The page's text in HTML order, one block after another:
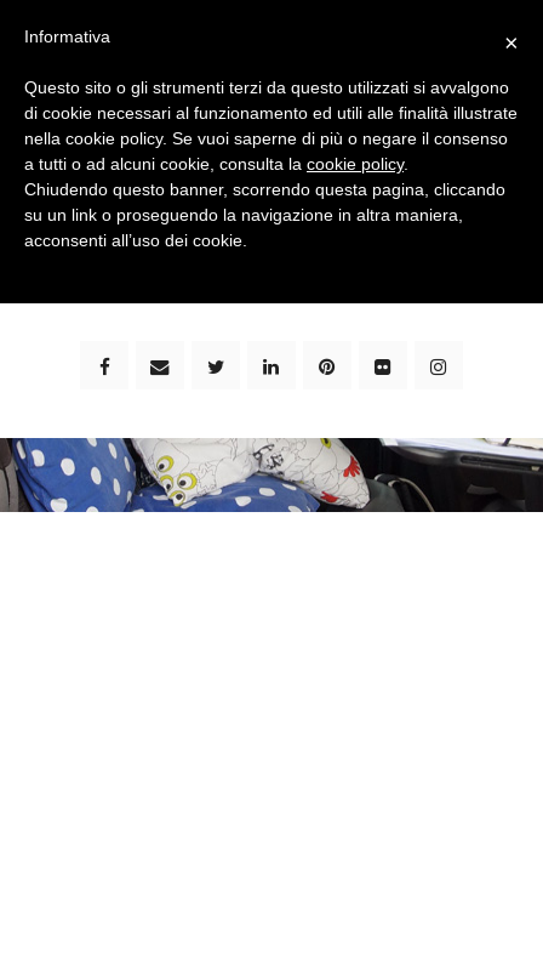
bimbi e viaggi - family travel blog: community #1 in
×
Informativa
Questo sito o gli strumenti terzi da questo utilizzati si avvalgono
di cookie necessari al funzionamento ed utili alle finalità illustrate
nella cookie policy. Se vuoi saperne di più o negare il consenso
a tutti o ad alcuni cookie, consulta la cookie policy.
Chiudendo questo banner, scorrendo questa pagina, cliccando
su un link o proseguendo la navigazione in altra maniera,
acconsenti all’uso dei cookie.